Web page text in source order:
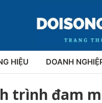
HIỆU DOANH
trình đam